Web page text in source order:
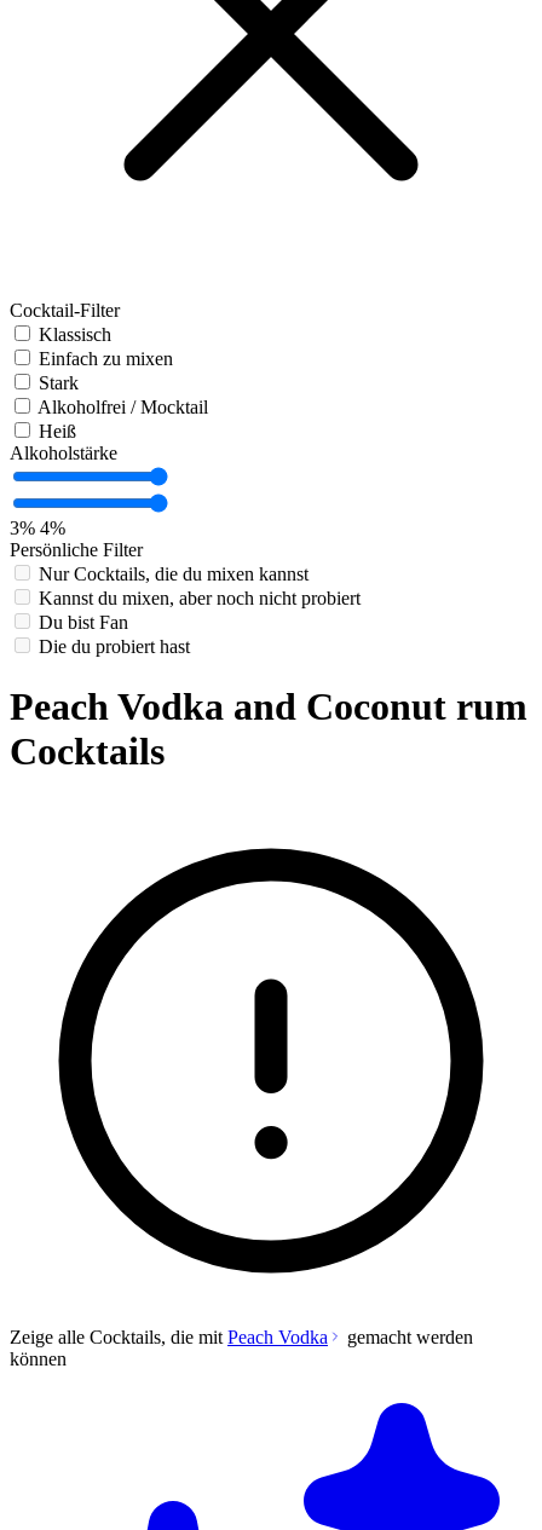
Cocktail-Filter
Klassisch
Einfach zu mixen
Stark
Alkoholfrei / Mocktail
Heiß
Alkoholstärke
3% 4%
Persönliche Filter
Nur Cocktails, die du mixen kannst
Kannst du mixen, aber noch nicht probiert
Du bist Fan
Die du probiert hast
Peach Vodka and Coconut rum
Cocktails
Zeige alle Cocktails, die mit Peach Vodka
gemacht werden
können